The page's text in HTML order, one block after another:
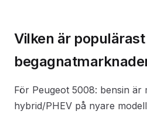
Vilken är populärast
För Peugeot 5008: bensin är
hybrid/PHEV på nyare